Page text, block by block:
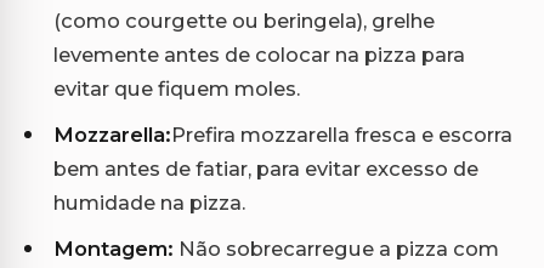
(como courgette ou beringela), grelhe
levemente antes de colocar na pizza para
evitar que fiquem moles.
Mozzarella:Prefira mozzarella fresca e escorra
bem antes de fatiar, para evitar excesso de
humidade na pizza.
Montagem: Não sobrecarregue a pizza com